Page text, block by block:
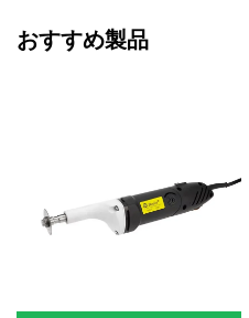
おすすめ製品